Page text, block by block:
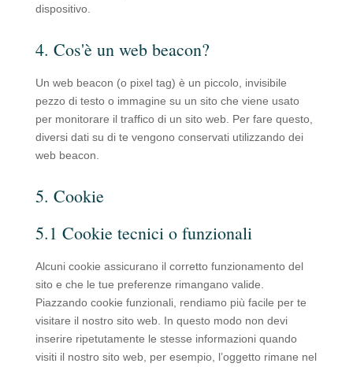
dispositivo.
4. Cos'è un web beacon?
Un web beacon (o pixel tag) è un piccolo, invisibile
pezzo di testo o immagine su un sito che viene usato
per monitorare il traffico di un sito web. Per fare questo,
diversi dati su di te vengono conservati utilizzando dei
web beacon.
5. Cookie
5.1 Cookie tecnici o funzionali
Alcuni cookie assicurano il corretto funzionamento del
sito e che le tue preferenze rimangano valide.
Piazzando cookie funzionali, rendiamo più facile per te
visitare il nostro sito web. In questo modo non devi
inserire ripetutamente le stesse informazioni quando
visiti il nostro sito web, per esempio, l’oggetto rimane nel